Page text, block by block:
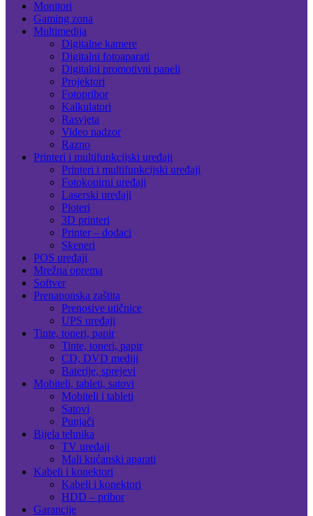
Monitori
Gaming zona
Multimedija
Digitalne kamere
Digitalni fotoaparati
Digitalni promotivni paneli
Projektori
Fotopribor
Kalkulatori
Rasvjeta
Video nadzor
Razno
Printeri i multifunkcijski uređaji
Printeri i multifunkcijski uređaji
Fotokopirni uređaji
Laserski uređaji
Ploteri
3D printeri
Printer – dodaci
Skeneri
POS uređaji
Mrežna oprema
Softver
Prenaponska zaštita
Prenosive utičnice
UPS uređaji
Tinte, toneri, papir
Tinte, toneri, papir
CD, DVD mediji
Baterije, sprejevi
Mobiteli, tableti, satovi
Mobiteli i tableti
Satovi
Punjači
Bijela tehnika
TV uređaji
Mali kućanski aparati
Kabeli i konektori
Kabeli i konektori
HDD – pribor
Garancije